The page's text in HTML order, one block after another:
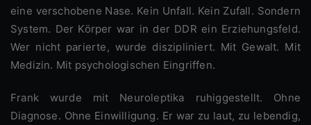
eine verschobene Nase. Kein Unfall. Kein Zufall. Sondern
System. Der Körper war in der DDR ein Erziehungsfeld.
Wer nicht parierte, wurde diszipliniert. Mit Gewalt. Mit
Medizin. Mit psychologischen Eingriffen.
Frank wurde mit Neuroleptika ruhiggestellt. Ohne
Diagnose. Ohne Einwilligung. Er war zu laut, zu lebendig,